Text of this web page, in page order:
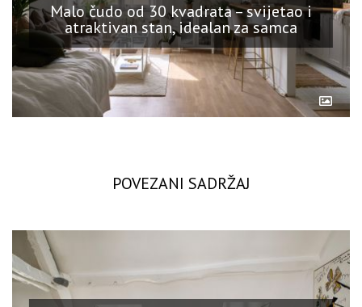
Malo čudo od 30 kvadrata – svijetao i
atraktivan stan, idealan za samca
POVEZANI SADRŽAJ